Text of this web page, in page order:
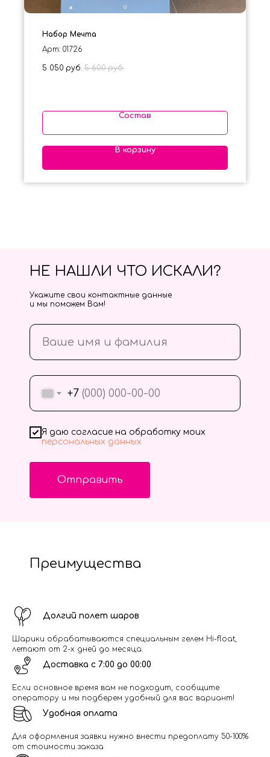
Набор Мечта
Арт: 01726
5 050 руб. 5 600 руб.
Состав
В корзину
+7
Я даю согласие на обработку моих
персональных данных
Отправить
НЕ НАШЛИ ЧТО ИСКАЛИ?
Укажите свои контактные данные
и мы поможем Вам!
Преимущества
Долгий полет шаров
Шарики обрабатываются специальным гелем Hi-float,
летают от 2-х дней до месяца.
Доставка с 7:00 до 00:00
Если основное время вам не подходит, сообщите
оператору и мы подберем удобный для вас вариант!
Удобная оплата
Для оформления заявки нужно внести предоплату 50-100%
от стоимости заказа